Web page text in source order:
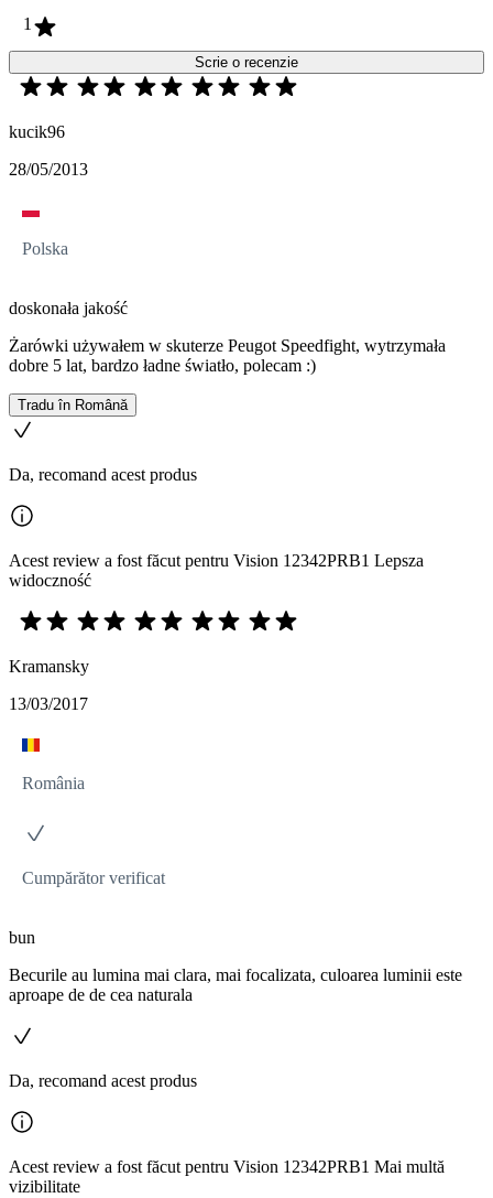
1
Scrie o recenzie
kucik96
28/05/2013
Polska
doskonała jakość
Żarówki używałem w skuterze Peugot Speedfight, wytrzymała
dobre 5 lat, bardzo ładne światło, polecam :)
Tradu în Română
Da, recomand acest produs
Acest review a fost făcut pentru Vision 12342PRB1 Lepsza
widoczność
Kramansky
13/03/2017
România
Cumpărător verificat
bun
Becurile au lumina mai clara, mai focalizata, culoarea luminii este
aproape de de cea naturala
Da, recomand acest produs
Acest review a fost făcut pentru Vision 12342PRB1 Mai multă
vizibilitate